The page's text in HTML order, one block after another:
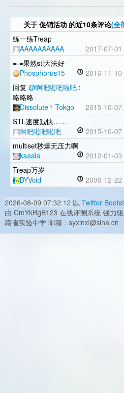
关于 促销活动 的近10条评论(全
练一练Treap
AAAAAAAAAA
2017-07-01
=-=果然stl大法好
Phosphorus15
2016-11-10
回复 @啊吧啦吧啦吧 :
略略略
Dissolute丶Tokgo
2015-10-07
STL速度贼快……
啊吧啦吧啦吧
2015-10-07
multiset秒爆无压力啊
kaaala
2012-01-03
Treap万岁
BYVoid
2008-12-22
2026-08-09 07:32:12 以 Twitter
由 CmYkRgB123 在线评测系统 强力
南省实验中学 邮箱：syxinxi@sina.cn